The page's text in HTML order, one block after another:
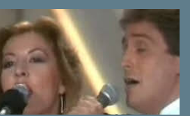
Nacido en Tolosa en 1951, durante su
de empresariales conoció al
Villar, comenzando a actuar
y Villar al piano, sin atreverse a dar el
Sin embargo esto cambió gracias a la
su abandono de Trigo Limpio,